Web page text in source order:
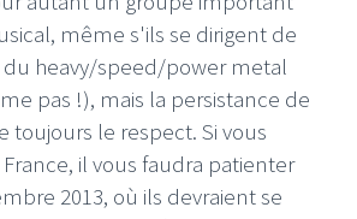
même s'ils se dirigent de
heavy/speed/power metal
pas !), mais la persistance de
le respect. Si vous
il vous faudra patienter
2013, où ils devraient se